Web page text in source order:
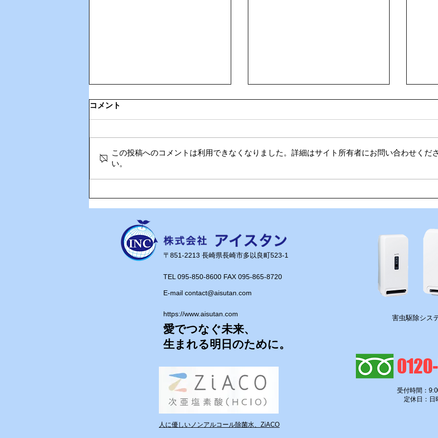
🌊ハガネの肉体を持つ職員、
🍻住吉の夜は「さんかくしか
🟦🟧
端！
コメント
この投稿へのコメントは利用できなくなりました。詳細はサイト所有者にお問い合わせくださ
い。
​〒851-2213 長崎県長崎市多以良町523-1
TEL 095-850-8600 FAX 095-865-8720​
E-mail contact@aisutan.com
https://www.aisutan.com
愛でつなぐ未来、
​生まれる明日のために。
害虫駆除シス
受付時間：
定休日：日
人に優しいノンアルコール除菌水、ZiACO